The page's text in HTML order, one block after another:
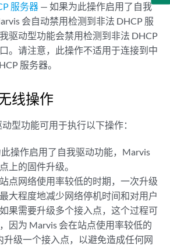
服务器 — 如果为此操作启用了自我
会自动禁用检测到非法 DHCP 服
驱动型功能会禁用检测到非法 DHCP
。请注意，此操作不适用于连接到中
服务器。
线操作
型功能可用于执行以下操作：
操作启用了自我驱动功能，Marvis
上的固件升级。
点网络使用率较低的时期，一次升级
大程度地减少网络停机时间和对用户
果需要升级多个接入点，这个过程可
因为 Marvis 会在站点使用率较低的
升级一个接入点，以避免造成任何网